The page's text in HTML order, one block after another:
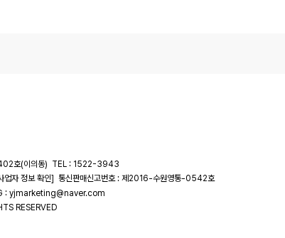
호(이의동) TEL : 1522-3943
업자 정보 확인] 통신판매신고번호 : 제2016-수원영통-0542호
: yjmarketing@naver.com
RESERVED